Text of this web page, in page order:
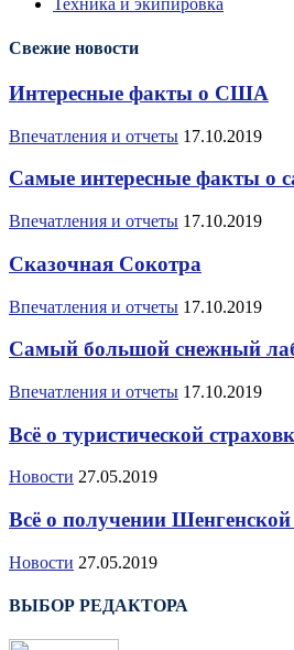
Техника и экипировка
Свежие новости
Интересные факты о США
Впечатления и отчеты 17.10.2019
Самые интересные факты о
Впечатления и отчеты 17.10.2019
Сказочная Сокотра
Впечатления и отчеты 17.10.2019
Самый большой снежный
Впечатления и отчеты 17.10.2019
Всё о туристической
Новости 27.05.2019
Всё о получении
Новости 27.05.2019
ВЫБОР РЕДАКТОРА